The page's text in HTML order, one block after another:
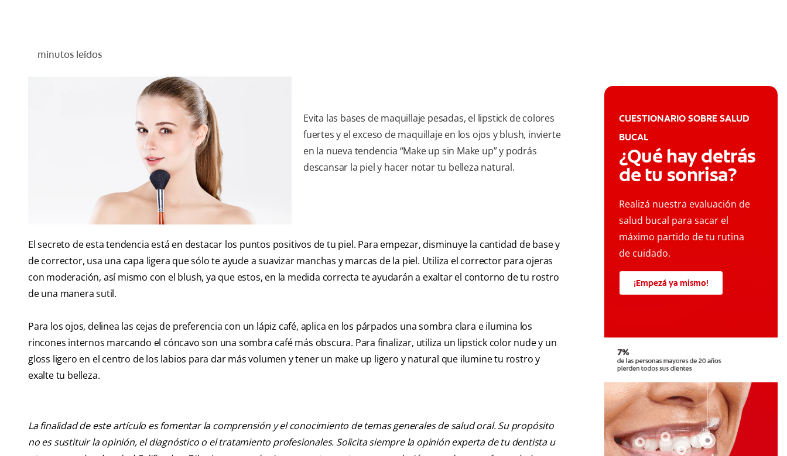
minutos leídos
Evita las bases de maquillaje pesadas, el lipstick de colores
fuertes y el exceso de maquillaje en los ojos y blush, invierte
en la nueva tendencia “Make up sin Make up” y podrás
descansar la piel y hacer notar tu belleza natural.
El secreto de esta tendencia está en destacar los puntos positivos de tu piel. Para empezar, disminuye la cantidad de base y
de corrector, usa una capa ligera que sólo te ayude a suavizar manchas y marcas de la piel. Utiliza el corrector para ojeras
con moderación, así mismo con el blush, ya que estos, en la medida correcta te ayudarán a exaltar el contorno de tu rostro
de una manera sutil.
Para los ojos, delinea las cejas de preferencia con un lápiz café, aplica en los párpados una sombra clara e ilumina los
rincones internos marcando el cóncavo son una sombra café más obscura. Para finalizar, utiliza un lipstick color nude y un
gloss ligero en el centro de los labios para dar más volumen y tener un make up ligero y natural que ilumine tu rostro y
exalte tu belleza.
La finalidad de este artículo es fomentar la comprensión y el conocimiento de temas generales de salud oral. Su propósito
no es sustituir la opinión, el diagnóstico o el tratamiento profesionales. Solicita siempre la opinión experta de tu dentista u
CUESTIONARIO SOBRE SALUD
BUCAL
¿Qué hay detrás
de tu sonrisa?
Realizá nuestra evaluación de
salud bucal para sacar el
máximo partido de tu rutina
de cuidado.
¡Empezá ya mismo!